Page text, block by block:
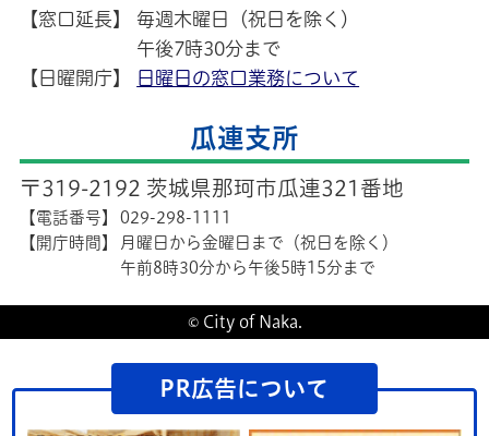
【窓口延長】
毎週木曜日（祝日を除く）
午後7時30分まで
【日曜開庁】
日曜日の窓口業務について
瓜連支所
〒319-2192 茨城県那珂市瓜連321番地
【電話番号】
029-298-1111
【開庁時間】
月曜日から金曜日まで（祝日を除く）
午前8時30分から午後5時15分まで
© City of Naka.
PR広告について